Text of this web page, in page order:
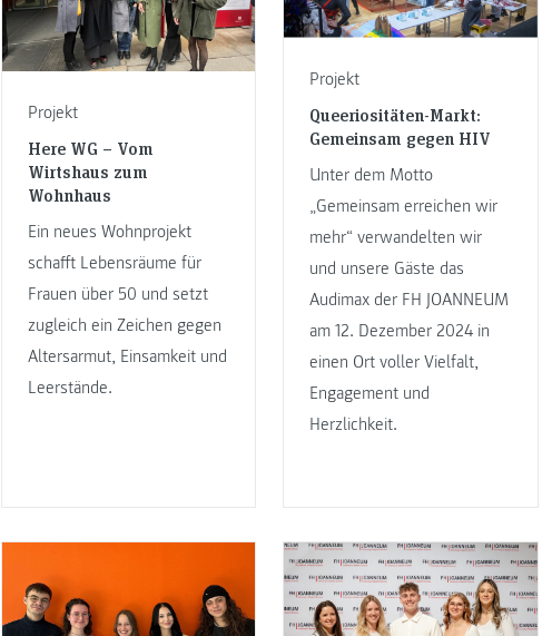
Projekt
Here WG – Vom
Wirtshaus zum
Wohnhaus
Ein neues Wohnprojekt
schafft Lebensräume für
Frauen über 50 und setzt
zugleich ein Zeichen gegen
Altersarmut, Einsamkeit und
Leerstände.
Projekt
Queeriositäten-Markt:
Gemeinsam gegen HIV
Unter dem Motto
„Gemeinsam erreichen wir
mehr“ verwandelten wir
und unsere Gäste das
Audimax der FH JOANNEUM
am 12. Dezember 2024 in
einen Ort voller Vielfalt,
Engagement und
Herzlichkeit.